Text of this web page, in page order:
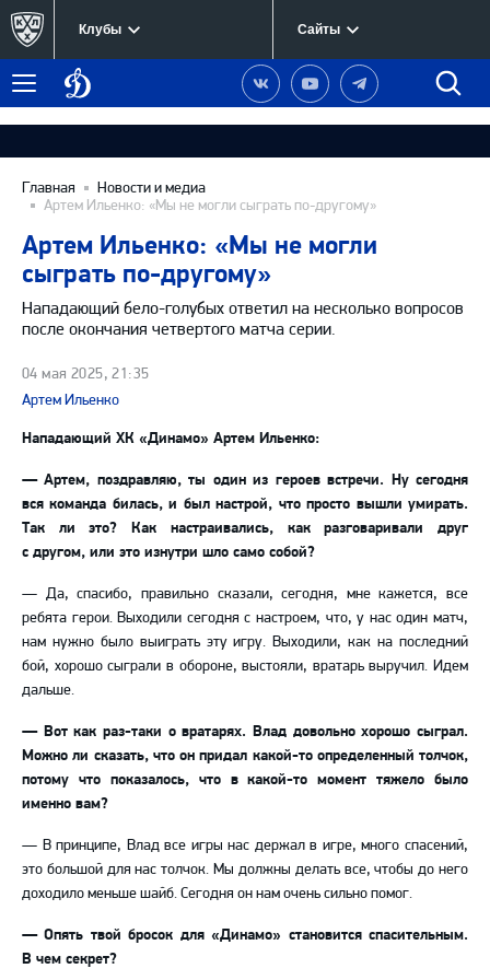
Клубы Сайты
Меню
Динамо
Москва
Наша
группа
Вконтакте
Наш
канал
YouTube
Наш
канал
Telegram
Главная
Новости и медиа
Артем Ильенко: «Мы не могли сыграть по-другому»
Артем Ильенко: «Мы не могли
сыграть по-другому»
Нападающий бело-голубых ответил на несколько вопросов
после окончания четвертого матча серии.
04 мая 2025, 21:35
Артем Ильенко
Нападающий ХК «Динамо» Артем Ильенко:
— Артем, поздравляю, ты один из героев встречи. Ну сегодня
вся команда билась, и был настрой, что просто вышли умирать.
Так ли это? Как настраивались, как разговаривали друг
с другом, или это изнутри шло само собой?
— Да, спасибо, правильно сказали, сегодня, мне кажется, все
ребята герои. Выходили сегодня с настроем, что, у нас один матч,
нам нужно было выиграть эту игру. Выходили, как на последний
бой, хорошо сыграли в обороне, выстояли, вратарь выручил. Идем
дальше.
— Вот как раз-таки о вратарях. Влад довольно хорошо сыграл.
Можно ли сказать, что он придал какой-то определенный толчок,
потому что показалось, что в какой-то момент тяжело было
именно вам?
— В принципе, Влад все игры нас держал в игре, много спасений,
это большой для нас толчок. Мы должны делать все, чтобы до него
доходило меньше шайб. Сегодня он нам очень сильно помог.
— Опять твой бросок для «Динамо» становится спасительным.
В чем секрет?